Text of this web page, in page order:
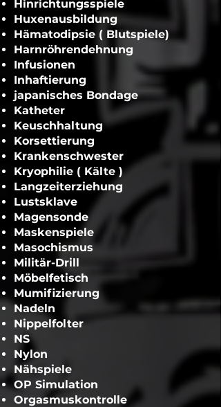
Hinrichtungsspiele
Huxenausbildung
Hämatodipsie ( Blutspiele)
Harnröhrendehnung
Infusionen
Inhaftierung
japanisches Bondage
Katheter
Keuschhaltung
Korsettierung
Krankenschwester
Kryophilie ( Kälte )
Langzeiterziehung
Lustsklave
Magensonde
Maskenspiele
Masochismus
Militär-Drill
Möbelfetisch
Mumifizierung
Nadeln
Nippelfolter
NS
Nylon
Nähspiele
OP Simulation
Orgasmuskontrolle